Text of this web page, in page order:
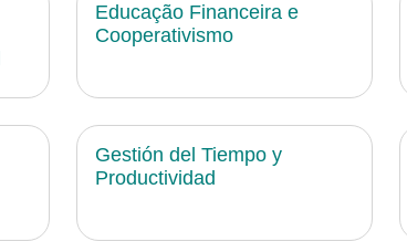
Educação Financeira e
Cooperativismo
Gestión del Tiempo y
Productividad